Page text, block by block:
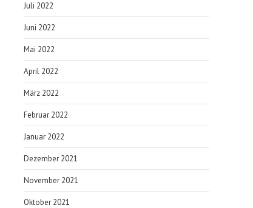
Juli 2022
Juni 2022
Mai 2022
April 2022
März 2022
Februar 2022
Januar 2022
Dezember 2021
November 2021
Oktober 2021